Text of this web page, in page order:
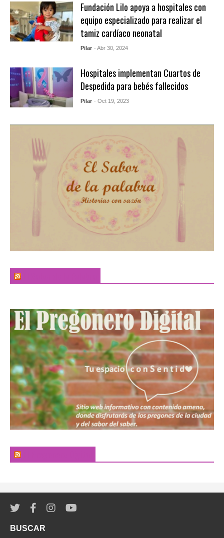
Fundación Lilo apoya a hospitales con
equipo especializado para realizar el
tamiz cardíaco neonatal
Pilar - Abr 30, 2024
Hospitales implementan Cuartos de
Despedida para bebés fallecidos
Pilar - Oct 19, 2023
BUSCAR